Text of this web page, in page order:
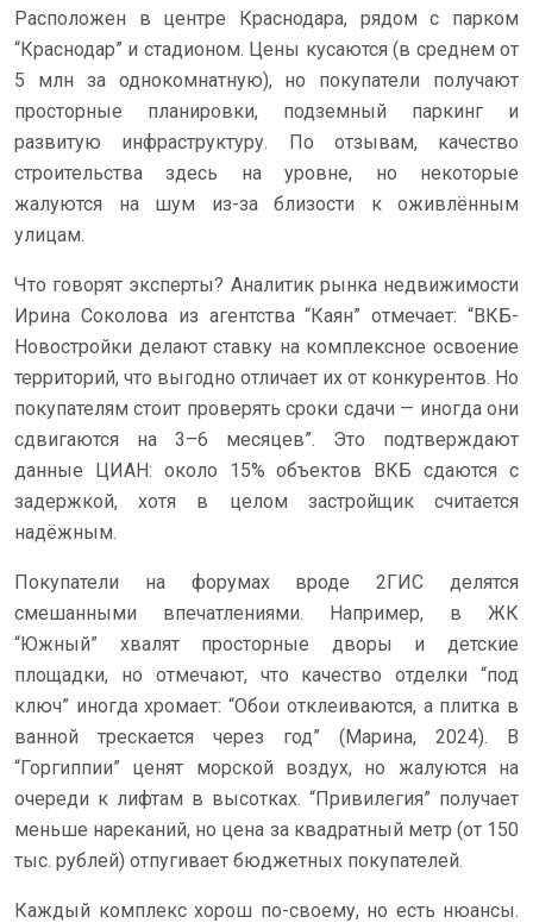
Расположен в центре Краснодара, рядом с парком
“Краснодар” и стадионом. Цены кусаются (в среднем от
5 млн за однокомнатную), но покупатели получают
просторные планировки, подземный паркинг и
развитую инфраструктуру. По отзывам, качество
строительства здесь на уровне, но некоторые
жалуются на шум из-за близости к оживлённым
улицам.
Что говорят эксперты? Аналитик рынка недвижимости
Ирина Соколова из агентства “Каян” отмечает: “ВКБ-
Новостройки делают ставку на комплексное освоение
территорий, что выгодно отличает их от конкурентов. Но
покупателям стоит проверять сроки сдачи — иногда они
сдвигаются на 3–6 месяцев”. Это подтверждают
данные ЦИАН: около 15% объектов ВКБ сдаются с
задержкой, хотя в целом застройщик считается
надёжным.
Покупатели на форумах вроде 2ГИС делятся
смешанными впечатлениями. Например, в ЖК
“Южный” хвалят просторные дворы и детские
площадки, но отмечают, что качество отделки “под
ключ” иногда хромает: “Обои отклеиваются, а плитка в
ванной трескается через год” (Марина, 2024). В
“Горгиппии” ценят морской воздух, но жалуются на
очереди к лифтам в высотках. “Привилегия” получает
меньше нареканий, но цена за квадратный метр (от 150
тыс. рублей) отпугивает бюджетных покупателей.
Каждый комплекс хорош по-своему, но есть нюансы.